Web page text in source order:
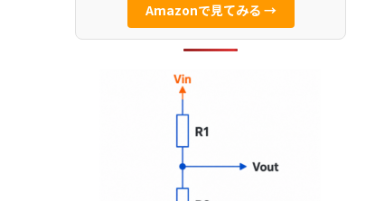
Amazonで見てみる →